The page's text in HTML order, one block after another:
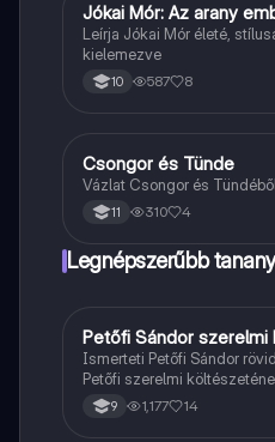
Magyar
Jókai Mór: Az arany
Leírja Jókai Mór életé,
kielemezve
10 587 8
Magyar
Csongor és Tünde
Vázlat Csongor és
11 310 4
Legnépszerűbb
Magyar
Petőfi Sándor
Ismerteti Petőfi Sándor
Petőfi szerelmi
vereseinek ihletőit és külön
költészetére.
9 1,177 14